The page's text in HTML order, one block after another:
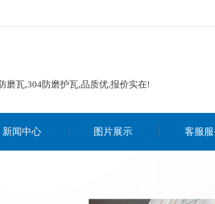
磨瓦,304防磨护瓦,品质优,报价实在!
新闻中心 图片展示 客服